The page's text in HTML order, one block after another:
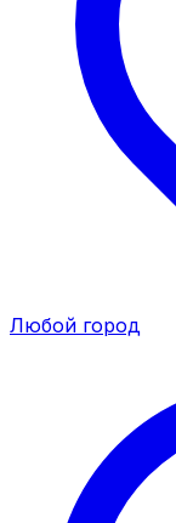
Любой город